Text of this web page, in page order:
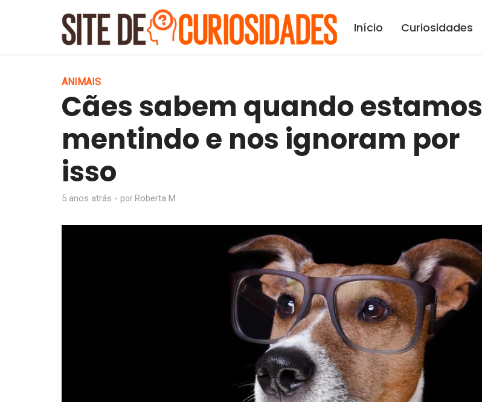
Início Curiosidades
ANIMAIS
Cães sabem quando estamos
mentindo e nos ignoram por
isso
5 anos atrás porRoberta M.